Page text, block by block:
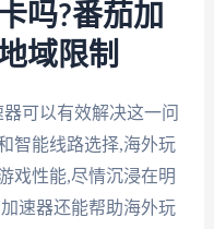
吗?番茄加
域限制
可以有效解决这一问
智能线路选择,海外玩
戏性能,尽情沉浸在明
速器还能帮助海外玩